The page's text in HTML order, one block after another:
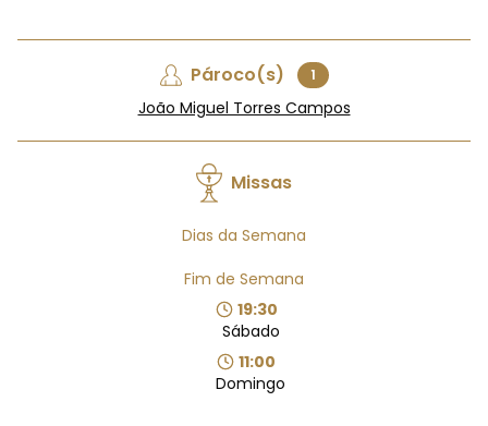
Pároco(s) 1
João Miguel Torres Campos
Missas
Dias da Semana
Fim de Semana
19:30
Sábado
11:00
Domingo